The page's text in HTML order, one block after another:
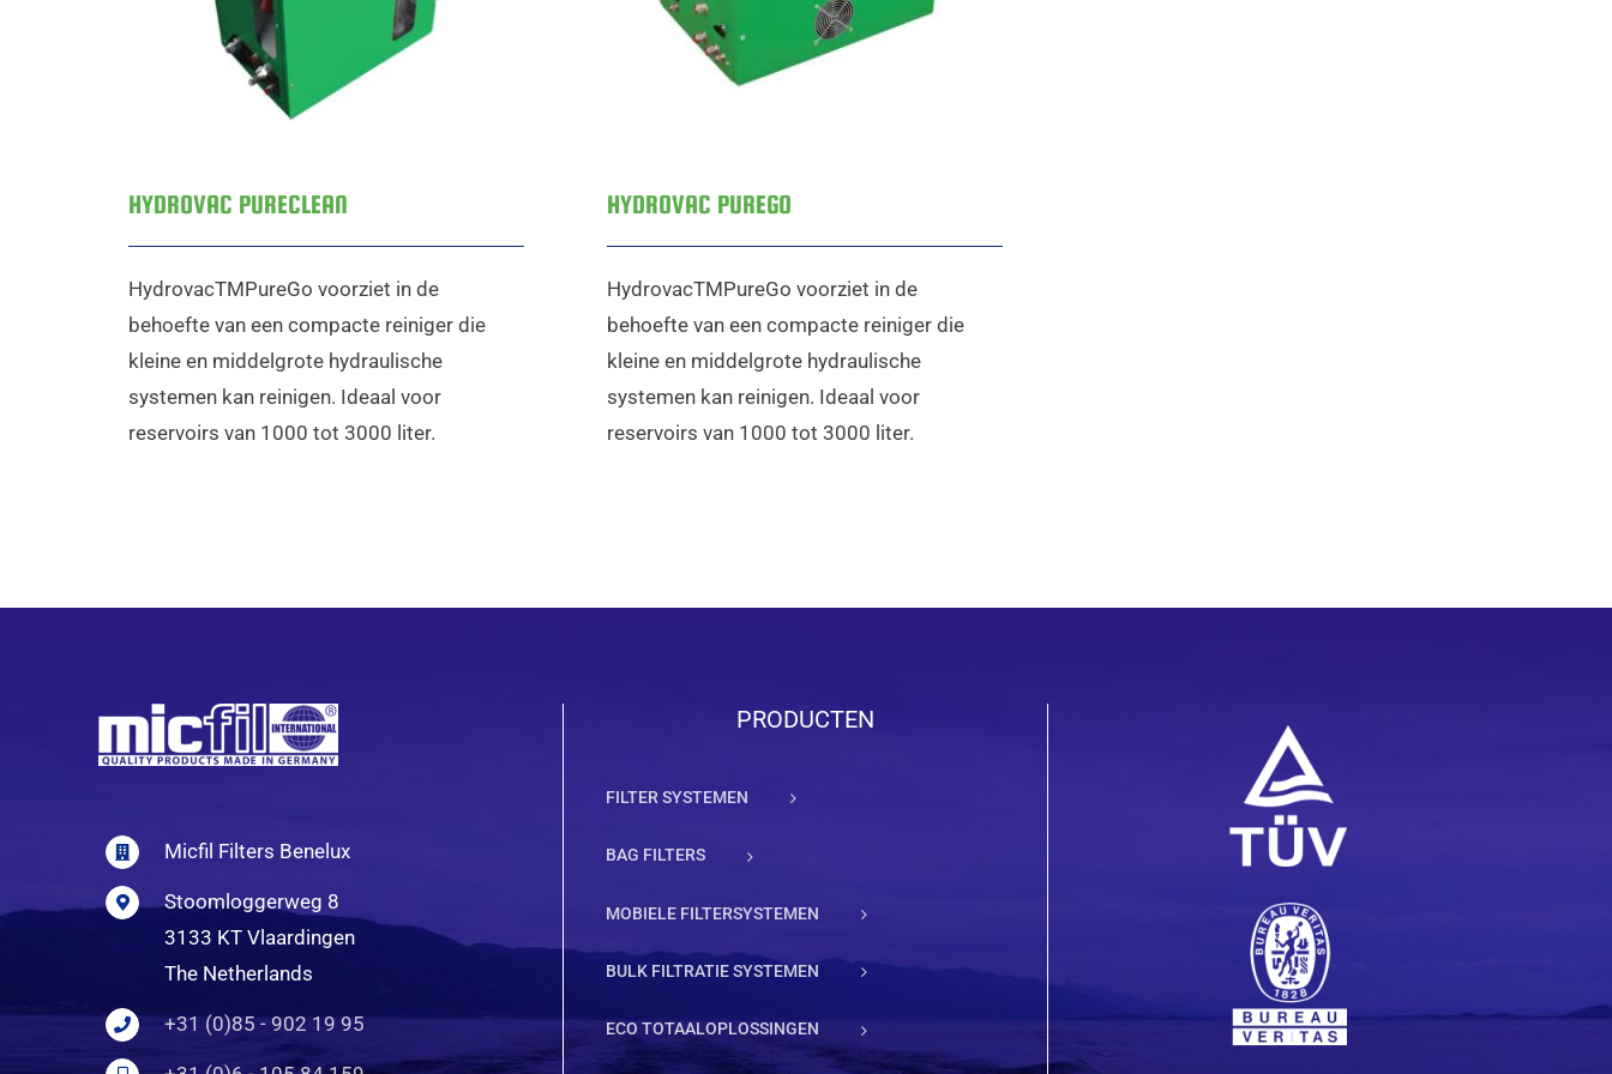
HYDROVAC PURECLEAN
HydrovacTMPureGo voorziet in de
behoefte van een compacte reiniger die
kleine en middelgrote hydraulische
systemen kan reinigen. Ideaal voor
reservoirs van 1000 tot 3000 liter.
HYDROVAC PUREGO
HydrovacTMPureGo voorziet in de
behoefte van een compacte reiniger die
kleine en middelgrote hydraulische
systemen kan reinigen. Ideaal voor
reservoirs van 1000 tot 3000 liter.
Micfil Filters Benelux
Stoomloggerweg 8
3133 KT Vlaardingen
The Netherlands
+31 (0)85 - 902 19 95
PRODUCTEN
FILTER SYSTEMEN
BAG FILTERS
MOBIELE FILTERSYSTEMEN
BULK FILTRATIE SYSTEMEN
ECO TOTAALOPLOSSINGEN